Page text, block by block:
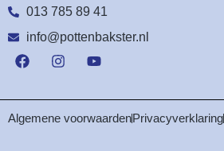
013 785 89 41
info@pottenbakster.nl
Algemene voorwaardenPrivacyverklaring